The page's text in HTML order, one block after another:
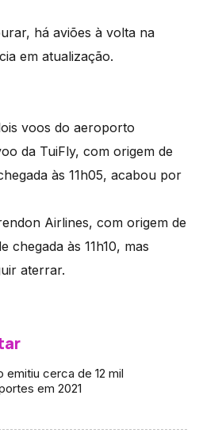
há aviões à volta na
em atualização.
voos do aeroporto
da TuiFly, com origem de
às 11h05, acabou por
Airlines, com origem de
chegada às 11h10, mas
aterrar.
emitiu cerca de 12 mil
em 2021